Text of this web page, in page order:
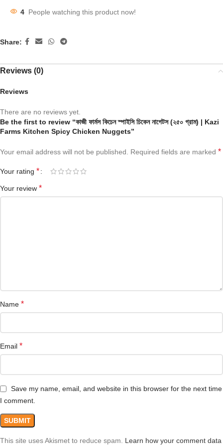
4 People watching this product now!
Share:
Reviews (0)
Reviews
There are no reviews yet.
Be the first to review “কাজী ফার্মস কিচেন স্পাইসি চিকেন নাগেটস (২৫০ গ্রাম) | Kazi
Farms Kitchen Spicy Chicken Nuggets”
Your email address will not be published. Required fields are marked *
Your rating *
Your review *
Name *
Email *
Save my name, email, and website in this browser for the next time
I comment.
This site uses Akismet to reduce spam. Learn how your comment data